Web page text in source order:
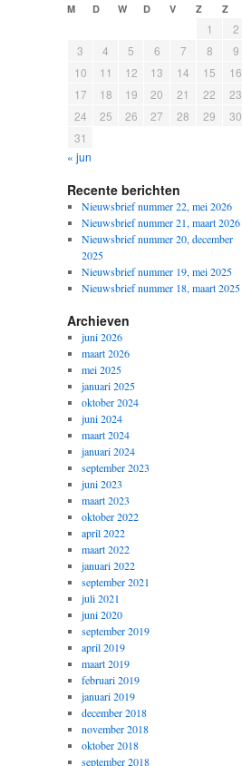
M D W D V Z Z
1
2
3
4 5 6 7 8
9
10
11 12 13 14 15
16
17
18 19 20 21 22
23
24
25 26 27 28 29
30
31
« jun
Recente berichten
Nieuwsbrief nummer 22, mei 2026
Nieuwsbrief nummer 21, maart 2026
Nieuwsbrief nummer 20, december
2025
Nieuwsbrief nummer 19, mei 2025
Nieuwsbrief nummer 18, maart 2025
Archieven
juni 2026
maart 2026
mei 2025
januari 2025
oktober 2024
juni 2024
maart 2024
januari 2024
september 2023
juni 2023
maart 2023
oktober 2022
april 2022
maart 2022
januari 2022
september 2021
juli 2021
juni 2020
september 2019
april 2019
maart 2019
februari 2019
januari 2019
december 2018
november 2018
oktober 2018
september 2018